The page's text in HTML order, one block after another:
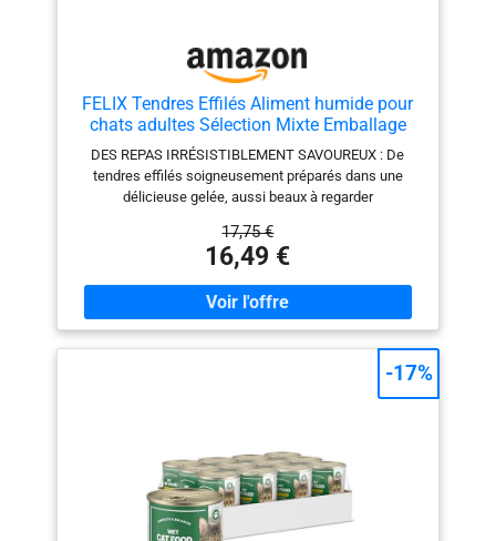
FELIX Tendres Effilés Aliment humide pour
chats adultes Sélection Mixte Emballage
économique, 44 sachets faciles à servir,
Morceaux tendres en gelée, 4 délicieuses
saveurs, Aliment complet
DES REPAS IRRÉSISTIBLEMENT SAVOUREUX : De
tendres effilés soigneusement préparés dans une
délicieuse gelée, aussi beaux à regarder
expérience irrésistible à chaque repas. DU PLAISIR
TOUS LES JOURS : Felix Tendres Effilés apporte une
véritable diversité de saveurs et de textures pour rendre
chaque moment d’alimentation encore plus plaisant,
jour après jour. DE LA VARIÉTÉ À CHAQUE REPAS :
Cette Sélection Mixte propose 4 délicieuses saveurs
(au cabillaud, au saumon, au poulet, au canard) pour
minéraux essentiels, incluant des nutriments clés pour
aider votre petit coquin à rester en bonne santé et
toujours plein de vitalité. UNE QUALITÉ DIGNE DE
CONFIANCE : Élaboré avec des ingrédients de qualité.
Contient des acides gras Oméga 6 essentiels, des
17,75 €
16,49 €
-17%